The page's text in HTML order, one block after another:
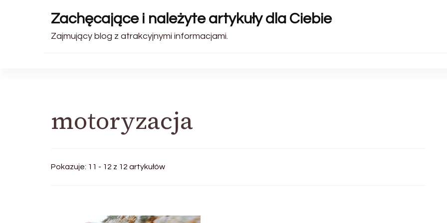
Zachęcające i należyte artykuły dla Ciebie
Zajmujący blog z atrakcyjnymi informacjami.
motoryzacja
Pokazuje: 11 - 12 z 12 artykułów